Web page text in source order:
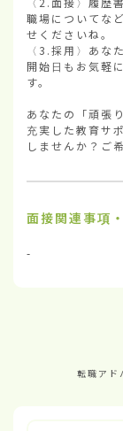
職場についてな
せくださいね。
〈3.採用〉あな
開始日もお気軽
す。
あなたの「頑張
充実した教育サ
しませんか？ご
面接関連事項
-
転職アド